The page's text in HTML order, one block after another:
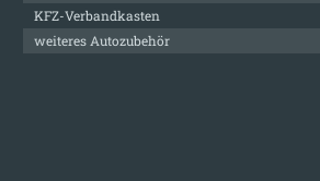
KFZ-Verbandkasten
weiteres Autozubehör